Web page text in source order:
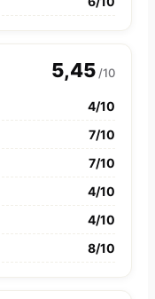
5,45 /10
4/10
7/10
7/10
4/10
4/10
8/10